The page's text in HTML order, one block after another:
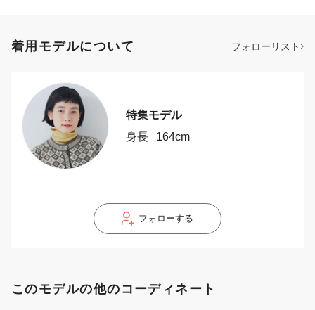
着用モデルについて フォローリスト
特集モデル
身長
164cm
フォローする
このモデルの他のコーディネート